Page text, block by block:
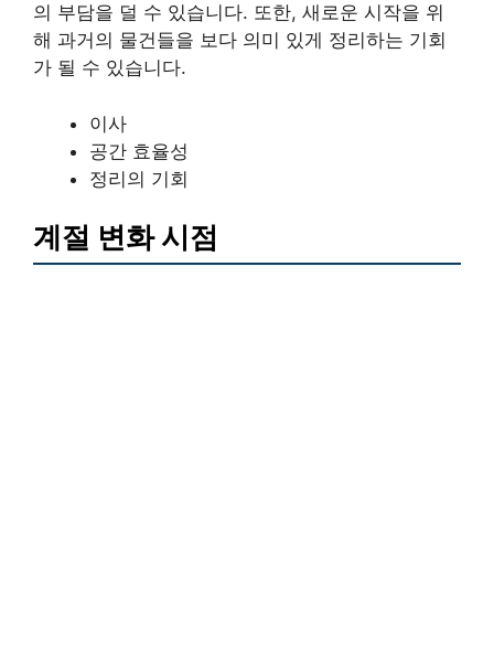
의 부담을 덜 수 있습니다. 또한, 새로운 시작을 위
해 과거의 물건들을 보다 의미 있게 정리하는 기회
가 될 수 있습니다.
이사
공간 효율성
정리의 기회
계절 변화 시점